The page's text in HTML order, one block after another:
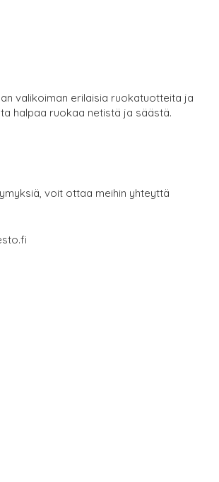
valikoiman erilaisia ruokatuotteita ja
halpaa ruokaa netistä ja säästä.
voit ottaa meihin yhteyttä